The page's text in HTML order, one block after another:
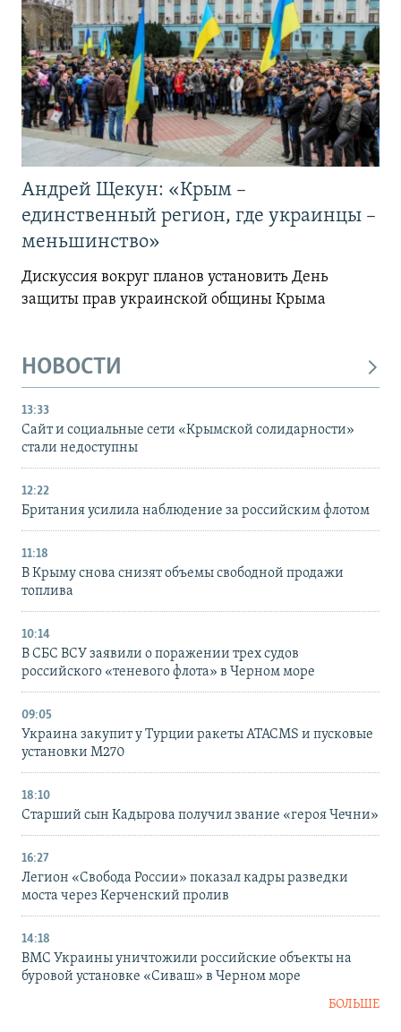
Андрей Щекун: «Крым –
единственный регион, где украинцы –
меньшинство»
Дискуссия вокруг планов установить День
защиты прав украинской общины Крыма
НОВОСТИ
13:33
Сайт и социальные сети «Крымской солидарности»
стали недоступны
12:22
Британия усилила наблюдение за российским флотом
11:18
В Крыму снова снизят объемы свободной продажи
топлива
10:14
В СБС ВСУ заявили о поражении трех судов
российского «теневого флота» в Черном море
09:05
Украина закупит у Турции ракеты ATACMS и пусковые
установки M270
18:10
Старший сын Кадырова получил звание «героя Чечни»
16:27
Легион «Свобода России» показал кадры разведки
моста через Керченский пролив
14:18
ВМС Украины уничтожили российские объекты на
буровой установке «Сиваш» в Черном море
БОЛЬШЕ